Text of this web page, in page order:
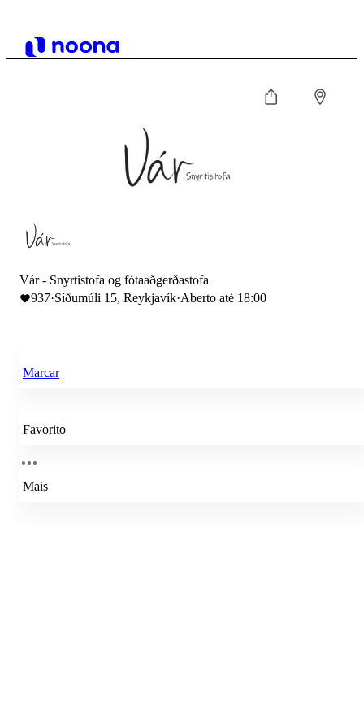
Vár - Snyrtistofa og fótaaðgerðastofa
937·Síðumúli 15, Reykjavík·Aberto até 18:00
Marcar
Favorito
Mais